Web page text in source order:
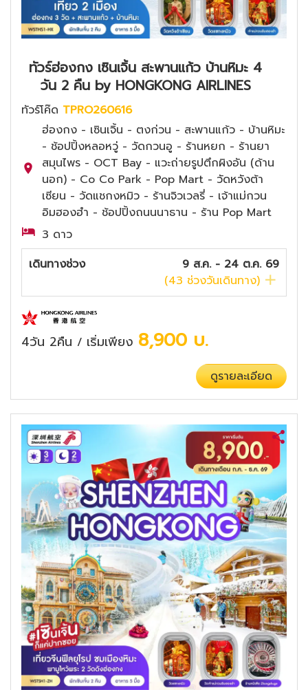
ทัวร์ฮ่องกง เซินเจิ้น สะพานแก้ว บ้านหิมะ 4
วัน 2 คืน by HONGKONG AIRLINES
ทัวร์โค๊ด TPRO260616
ฮ่องกง - เซินเจิ้น - ตงก่วน - สะพานแก้ว - บ้านหิมะ
- ช้อปปิ้งหลอหวู่ - วัดกวนอู - ร้านหยก - ร้านยา
สมุนไพร - OCT Bay - แวะถ่ายรูปตึกผิงอัน (ด้าน
นอก) - Co Co Park - Pop Mart - วัดหวังต้า
เซียน - วัดแชกงหมิว - ร้านจิวเวลรี่ - เจ้าแม่กวน
อิมฮองฮำ - ช้อปปิ้งถนนนาธาน - ร้าน Pop Mart
3 ดาว
เดินทางช่วง
9 ส.ค. - 24 ต.ค. 69
(43 ช่วงวันเดินทาง)
4วัน 2คืน / เริ่มเพียง 8,900 บ.
ดูรายละเอียด